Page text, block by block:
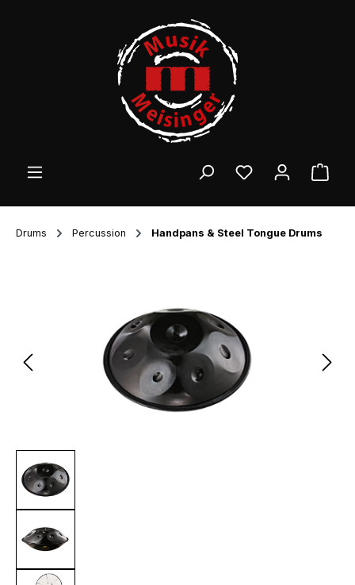
Drums Percussion Handpans & Steel Tongue Drums